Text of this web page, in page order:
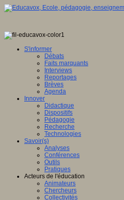
S'informer
Débats
Faits marquants
Interviews
Reportages
Brèves
Agenda
Innover
Didactique
Dispositifs
Pédagogie
Recherche
Technologies
Savoir(s)
Analyses
Conférences
Outils
Pratiques
Acteurs de l'éducation
Animateurs
Chercheurs
Collectivités